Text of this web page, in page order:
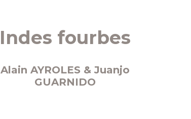
Indes fourbes
Alain AYROLES & Juanjo
GUARNIDO